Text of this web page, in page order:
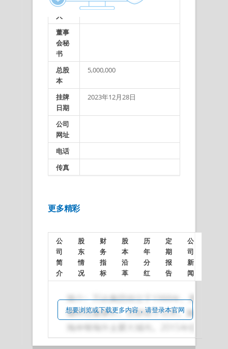
代表
人
董事
会秘
书
总股
本
5,000,000
挂牌
日期
2023年12月28日
公司
网址
电话
传真
更多精彩
公
司
简
介
股
东
情
况
财
务
指
标
股
本
沿
革
历
年
分
红
定
期
报
告
公
司
新
闻
想要浏览或下载更多内容，请登录本官网